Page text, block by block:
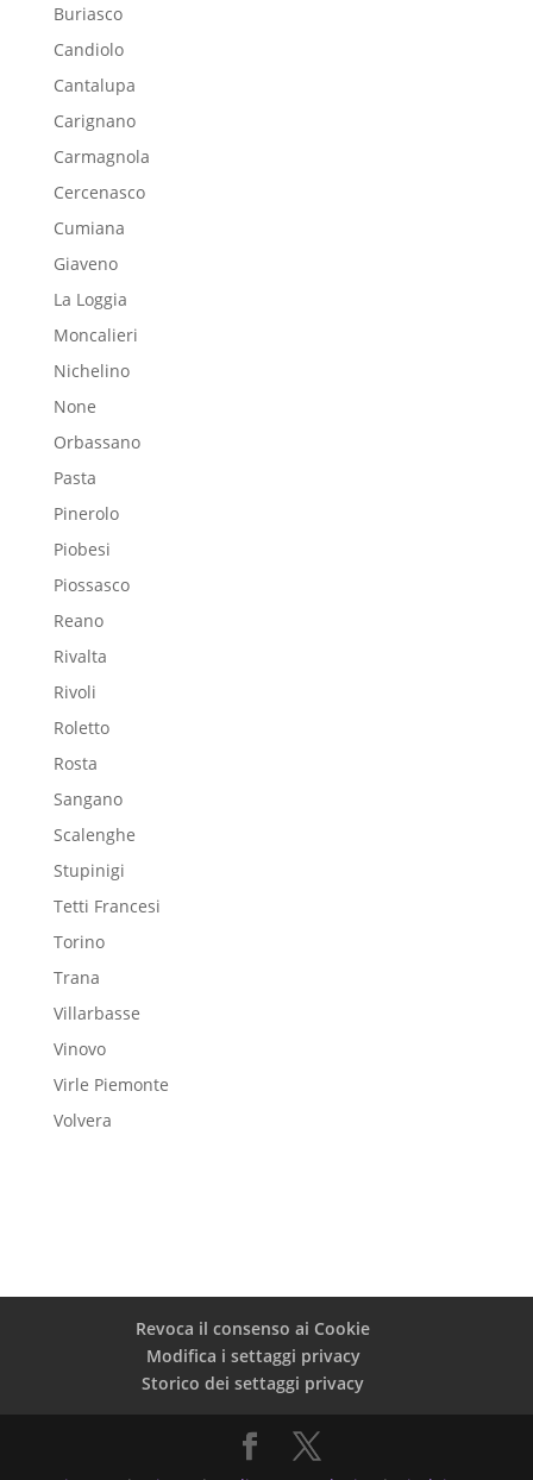
Buriasco
Candiolo
Cantalupa
Carignano
Carmagnola
Cercenasco
Cumiana
Giaveno
La Loggia
Moncalieri
Nichelino
None
Orbassano
Pasta
Pinerolo
Piobesi
Piossasco
Reano
Rivalta
Rivoli
Roletto
Rosta
Sangano
Scalenghe
Stupinigi
Tetti Francesi
Torino
Trana
Villarbasse
Vinovo
Virle Piemonte
Volvera
Revoca il consenso ai Cookie
Modifica i settaggi privacy
Storico dei settaggi privacy